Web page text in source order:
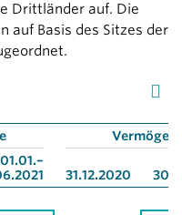
Dritt­länder auf. Die
auf Basis des Sitzes der
Vermögen
01.01.–
31.12.2020